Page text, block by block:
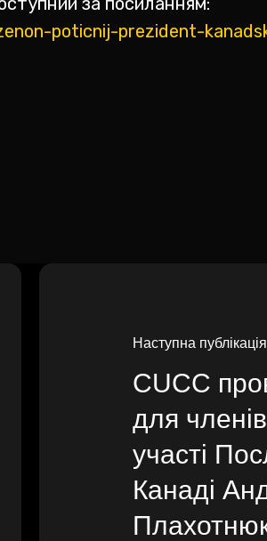
poticnij-prezident-
Наступна публікація
CUCC
для
участі
Канаді